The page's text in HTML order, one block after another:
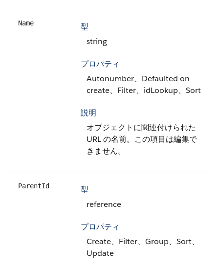
Name
型
string
プロパティ
Autonumber、Defaulted on
create、Filter、idLookup、Sort
説明
オブジェクトに関連付けられた
URL の名前。この項目は編集で
きません。
ParentId
型
reference
プロパティ
Create、Filter、Group、Sort、
Update